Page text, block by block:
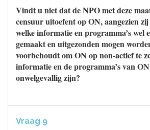
Vindt u niet dat de NPO met deze
censuur uitoefent op ON, aangezien
welke informatie en programma’s wel
gemaakt en uitgezonden mogen
voorbehoudt om ON op non-actief te
informatie en de programma’s van
onwelgevallig zijn?
Vraag 9